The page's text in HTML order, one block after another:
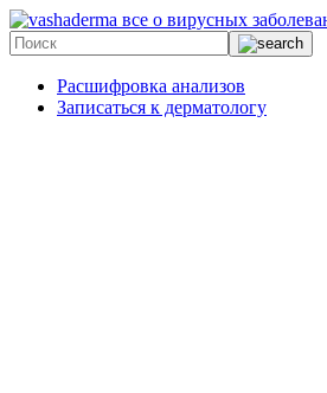
все о вирусных
Расшифровка анализов
Записаться к дерматологу